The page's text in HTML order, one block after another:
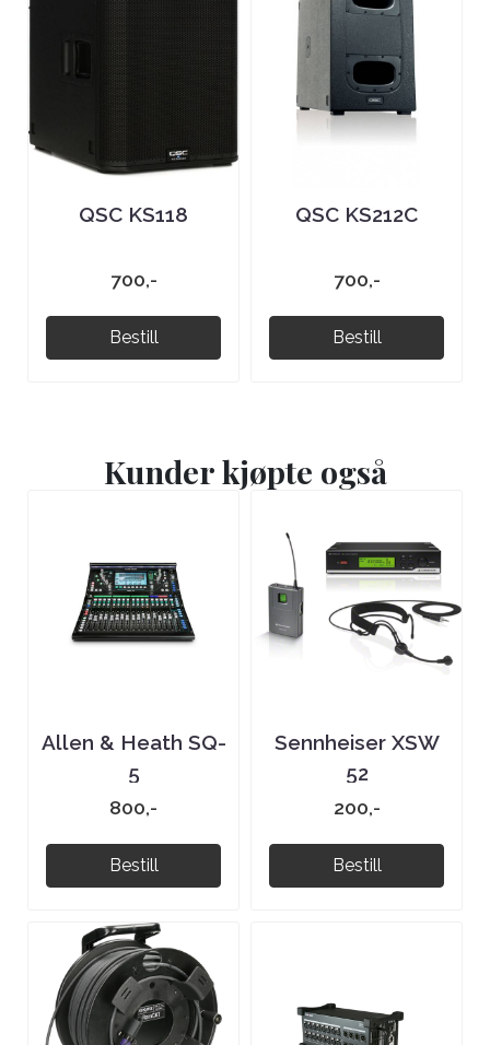
QSC KS118
700,-
Bestill
QSC KS212C
700,-
Bestill
Kunder kjøpte også
Allen & Heath SQ-
5
800,-
Bestill
Sennheiser XSW
52
200,-
Bestill